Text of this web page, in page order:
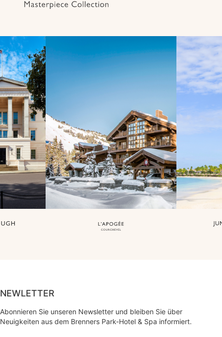
NEWLETTER
Abonnieren Sie unseren Newsletter und bleiben Sie über
Neuigkeiten aus dem Brenners Park-Hotel & Spa informiert.